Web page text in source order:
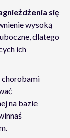
się
wysoką
dlatego
ich
chorobami
na bazie